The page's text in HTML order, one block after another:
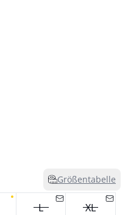
Größentabelle
L XL